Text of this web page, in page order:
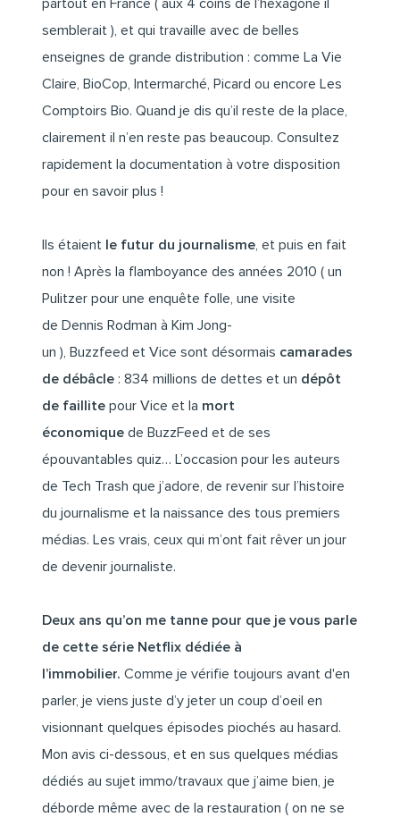
partout en France ( aux 4 coins de l’hexagone il
semblerait ), et qui travaille avec de belles
enseignes de grande distribution : comme La Vie
Claire, BioCop, Intermarché, Picard ou encore Les
Comptoirs Bio. Quand je dis qu’il reste de la place,
clairement il n’en reste pas beaucoup. Consultez
rapidement la documentation à votre disposition
pour en savoir plus !
Ils étaient le futur du journalisme, et puis en fait
non ! Après la flamboyance des années 2010 ( un
Pulitzer pour une enquête folle, une visite
de Dennis Rodman à Kim Jong-
un ), Buzzfeed et Vice sont désormais camarades
de débâcle : 834 millions de dettes et un dépôt
de faillite pour Vice et la mort
économique de BuzzFeed et de ses
épouvantables quiz… L’occasion pour les auteurs
de Tech Trash que j’adore, de revenir sur l’histoire
du journalisme et la naissance des tous premiers
médias. Les vrais, ceux qui m’ont fait rêver un jour
de devenir journaliste.
Deux ans qu’on me tanne pour que je vous parle
de cette série Netflix dédiée à
l’immobilier. Comme je vérifie toujours avant d'en
parler, je viens juste d’y jeter un coup d’oeil en
visionnant quelques épisodes piochés au hasard.
Mon avis ci-dessous, et en sus quelques médias
dédiés au sujet immo/travaux que j’aime bien, je
déborde même avec de la restauration ( on ne se